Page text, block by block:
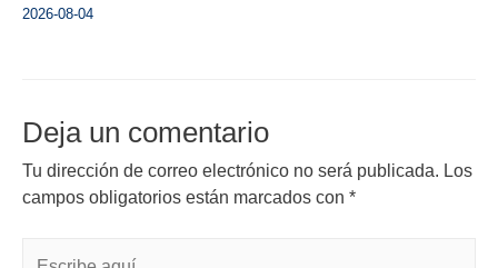
2026-08-04
Deja un comentario
Tu dirección de correo electrónico no será publicada. Los
campos obligatorios están marcados con *